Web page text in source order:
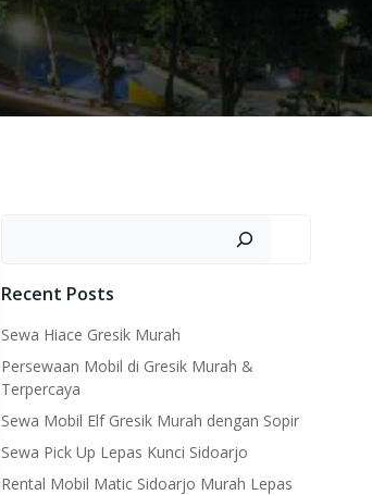
Recent Posts
Sewa Hiace Gresik Murah
Persewaan Mobil di Gresik Murah &
Terpercaya
Sewa Mobil Elf Gresik Murah dengan Sopir
Sewa Pick Up Lepas Kunci Sidoarjo
Rental Mobil Matic Sidoarjo Murah Lepas